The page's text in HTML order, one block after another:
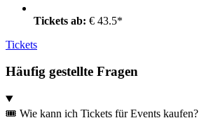
Tickets ab: € 43.5*
Tickets
Häufig gestellte Fragen
🎟️ Wie kann ich Tickets für Events kaufen?